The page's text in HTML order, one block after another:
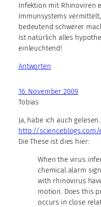
Infektion mit Rhinoviren
Immunsystems
bedeutend schwerer
Ist natürlich alles
einleuchtend!
Antworten
16. November 2009
Tobias
Ja, habe ich auch
http://scienceblogs.com/
Die These ist dies hier:
When the virus
chemical alarm
with rhinovirus
motion. Does this
occurs in close